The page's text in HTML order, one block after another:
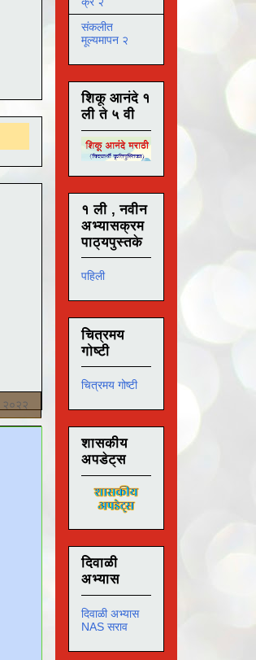
२०२२
संकलीत
मूल्यमापन २
शिकू आनंदे १
ली ते ५ वी
१ ली , नवीन
अभ्यासक्रम
पाठ्यपुस्तके
पहिली
चित्रमय
गोष्टी
चित्रमय गोष्टी
शासकीय
अपडेट्स
दिवाळी
अभ्यास
दिवाळी अभ्यास
NAS सराव